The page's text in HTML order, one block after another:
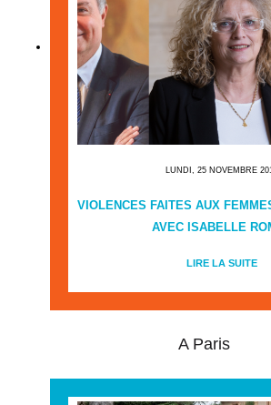
LUNDI, 25 NOVEMBRE
VIOLENCES FAITES AUX
AVEC ISABELLE
LIRE LA SUITE
A Paris